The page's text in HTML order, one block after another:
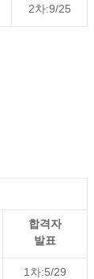
2차:9/25
합격자
발표
1차:5/29